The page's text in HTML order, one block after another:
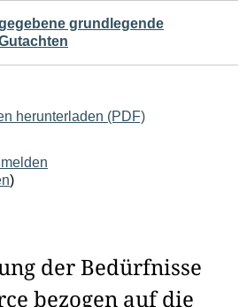
grundlegende
herunterladen (PDF)
)
der Bedürfnisse
bezogen auf die